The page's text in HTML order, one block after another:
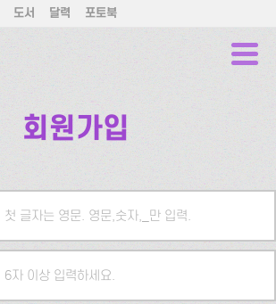
도서 달력 포토북
회원가입
첫 글자는 영문. 영문,숫자,_만 입력.
6자 이상 입력하세요.